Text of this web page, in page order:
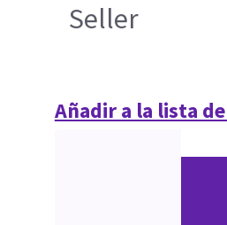
Seller
Añadir a la lista